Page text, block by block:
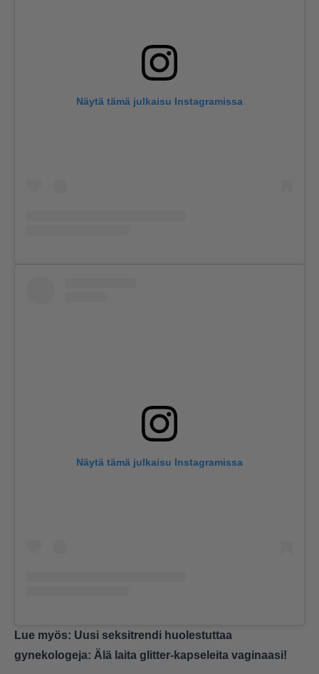
Näytä tämä julkaisu Instagramissa
Näytä tämä julkaisu Instagramissa
Lue myös: Uusi seksitrendi huolestuttaa
gynekologeja: Älä laita glitter-kapseleita vaginaasi!